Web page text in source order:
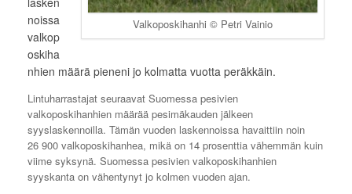
Valkoposkihanhi © Petri Vainio
noissa
valkop
oskiha
nhien määrä pieneni jo kolmatta vuotta peräkkäin.
Lintuharrastajat seuraavat Suomessa pesivien
valkoposkihanhien määrää pesimäkauden jälkeen
syyslaskennoilla. Tämän vuoden laskennoissa havaittiin noin
26 900 valkoposkihanhea, mikä on 14 prosenttia vähemmän kuin
viime syksynä. Suomessa pesivien valkoposkihanhien
syyskanta on vähentynyt jo kolmen vuoden ajan.